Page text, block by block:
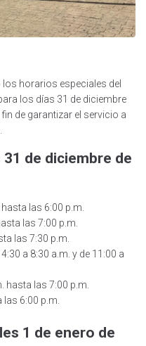
los horarios especiales del
los días 31 de diciembre
de garantizar el servicio a
de diciembre de
las 6:00 p.m.
las 7:00 p.m.
las 7:30 p.m.
4:30 a 8:30 a.m. y de 11:00 a
hasta las 7:00 p.m.
las 6:00 p.m.
1 de enero de